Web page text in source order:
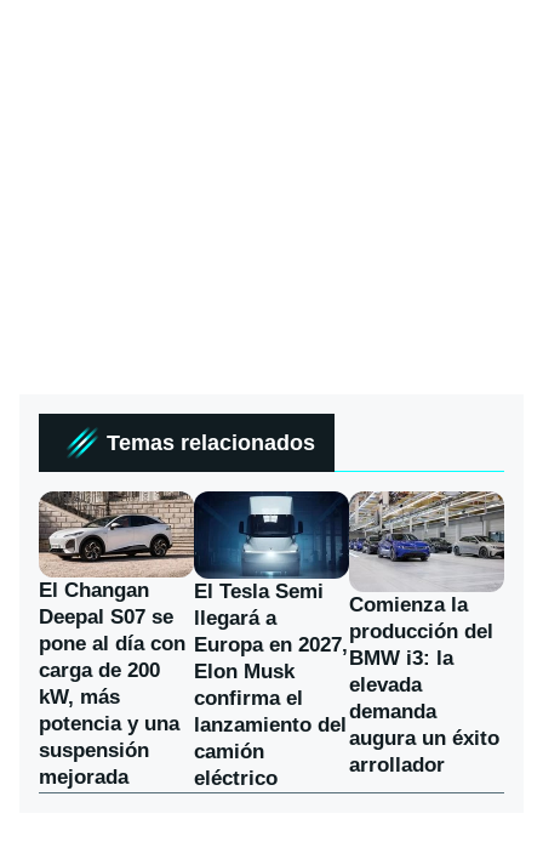
Temas relacionados
El Changan
Deepal S07 se
pone al día con
carga de 200
kW, más
potencia y una
suspensión
mejorada
El Tesla Semi
llegará a
Europa en 2027,
Elon Musk
confirma el
lanzamiento del
camión
eléctrico
Comienza la
producción del
BMW i3: la
elevada
demanda
augura un éxito
arrollador